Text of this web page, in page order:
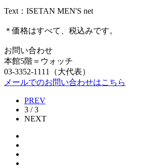
Text：ISETAN MEN'S net
＊価格はすべて、税込みです。
お問い合わせ
本館5階＝ウォッチ
03-3352-1111（大代表）
メールでのお問い合わせはこちら
PREV
3 / 3
NEXT